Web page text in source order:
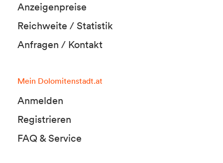
Anzeigenpreise
Reichweite / Statistik
Anfragen / Kontakt
Mein Dolomitenstadt.at
Anmelden
Registrieren
FAQ & Service